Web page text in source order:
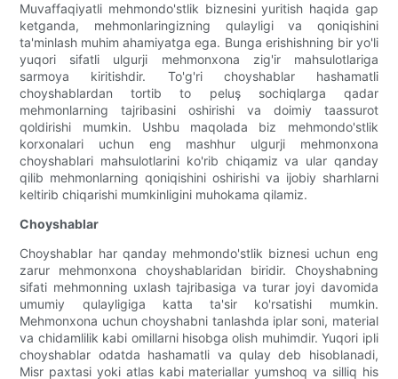
Muvaffaqiyatli mehmondo'stlik biznesini yuritish haqida gap
ketganda, mehmonlaringizning qulayligi va qoniqishini
ta'minlash muhim ahamiyatga ega. Bunga erishishning bir yo'li
yuqori sifatli ulgurji mehmonxona zig'ir mahsulotlariga
sarmoya kiritishdir. To'g'ri choyshablar hashamatli
choyshablardan tortib to peluş sochiqlarga qadar
mehmonlarning tajribasini oshirishi va doimiy taassurot
qoldirishi mumkin. Ushbu maqolada biz mehmondo'stlik
korxonalari uchun eng mashhur ulgurji mehmonxona
choyshablari mahsulotlarini ko'rib chiqamiz va ular qanday
qilib mehmonlarning qoniqishini oshirishi va ijobiy sharhlarni
keltirib chiqarishi mumkinligini muhokama qilamiz.
Choyshablar
Choyshablar har qanday mehmondo'stlik biznesi uchun eng
zarur mehmonxona choyshablaridan biridir. Choyshabning
sifati mehmonning uxlash tajribasiga va turar joyi davomida
umumiy qulayligiga katta ta'sir ko'rsatishi mumkin.
Mehmonxona uchun choyshabni tanlashda iplar soni, material
va chidamlilik kabi omillarni hisobga olish muhimdir. Yuqori ipli
choyshablar odatda hashamatli va qulay deb hisoblanadi,
Misr paxtasi yoki atlas kabi materiallar yumshoq va silliq his